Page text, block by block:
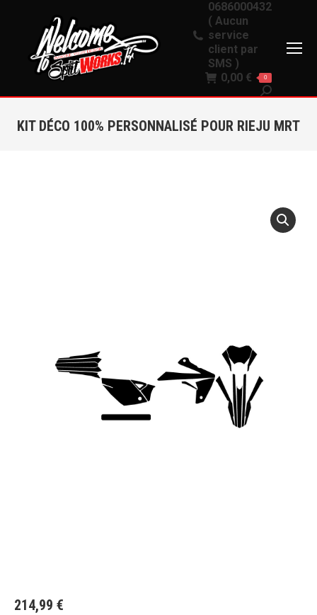
0686000432
( Aucun
service
client par
SMS )
0,00 € 0
Recherche
KIT DÉCO 100% PERSONNALISÉ POUR RIEJU MRT
214,99 €